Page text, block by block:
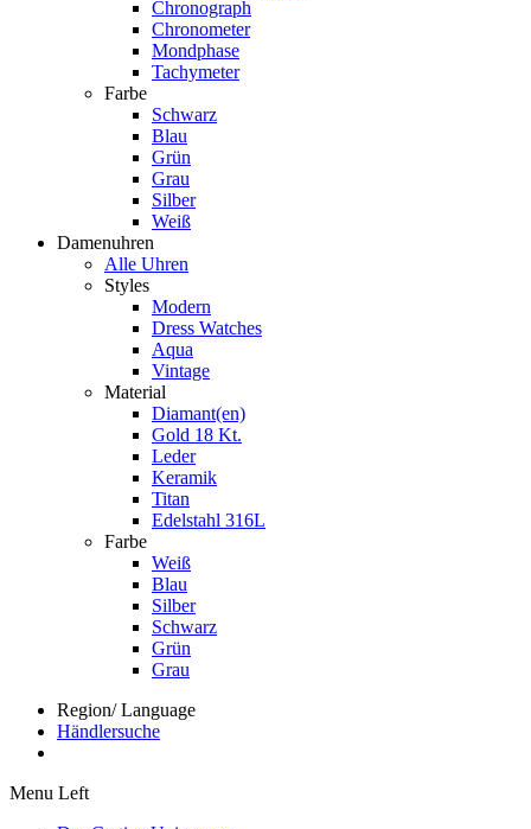
Chronograph
Chronometer
Mondphase
Tachymeter
Farbe
Schwarz
Blau
Grün
Grau
Silber
Weiß
Damenuhren
Alle Uhren
Styles
Modern
Dress Watches
Aqua
Vintage
Material
Diamant(en)
Gold 18 Kt.
Leder
Keramik
Titan
Edelstahl 316L
Farbe
Weiß
Blau
Silber
Schwarz
Grün
Grau
Region/ Language
Händlersuche
Menu Left